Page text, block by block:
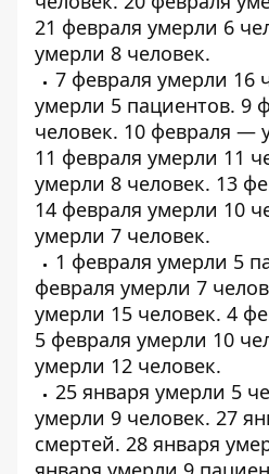
21 февраля умерли 6
умерли 8 человек.
7 февраля умерли 16
умерли 5 пациентов. 9
человек. 10 февраля —
11 февраля умерли 11
умерли 8 человек. 13
14 февраля умерли 10
умерли 7 человек.
1 февраля умерли 5
февраля умерли 7
умерли 15 человек. 4
5 февраля умерли 10
умерли 12 человек.
25 января умерли 5
умерли 9 человек. 27
смертей. 28 января